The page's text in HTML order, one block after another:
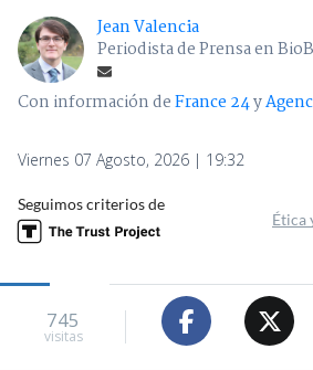
Jean Valencia
Periodista de Prensa en
Con información deFrance 24y
Viernes 07 Agosto, 2026 | 19:32
Seguimos criterios de
Ética
745
visitas